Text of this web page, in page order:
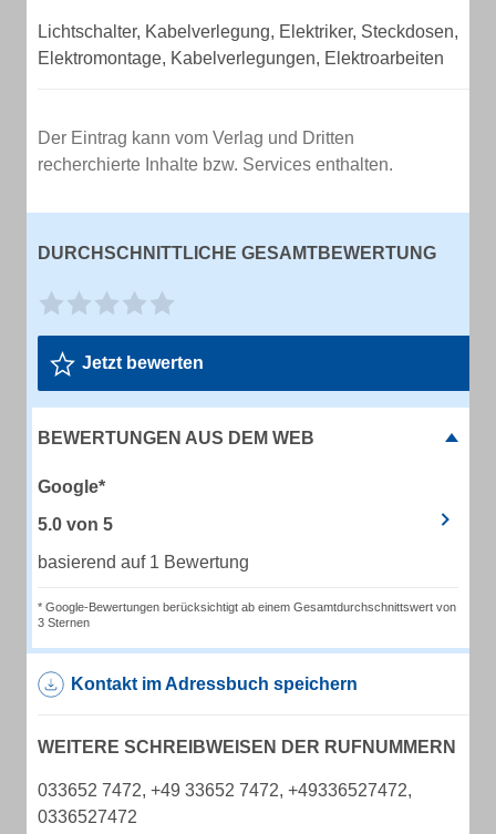
Lichtschalter, Kabelverlegung, Elektriker, Steckdosen,
Elektromontage, Kabelverlegungen, Elektroarbeiten
Der Eintrag kann vom Verlag und Dritten
recherchierte Inhalte bzw. Services enthalten.
DURCHSCHNITTLICHE GESAMTBEWERTUNG
Jetzt bewerten
BEWERTUNGEN AUS DEM WEB
Google*
5.0 von 5
basierend auf 1 Bewertung
* Google-Bewertungen berücksichtigt ab einem Gesamtdurchschnittswert von
3 Sternen
Kontakt im Adressbuch speichern
WEITERE SCHREIBWEISEN DER RUFNUMMERN
033652 7472, +49 33652 7472, +49336527472,
0336527472